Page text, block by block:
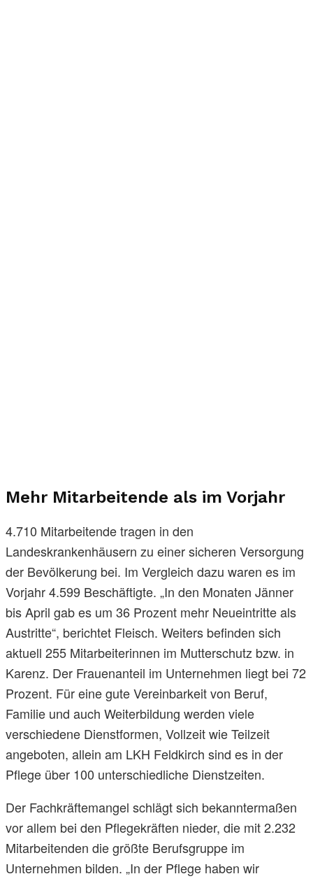
Mehr Mitarbeitende als im Vorjahr
4.710 Mitarbeitende tragen in den
Landeskrankenhäusern zu einer sicheren Versorgung
der Bevölkerung bei. Im Vergleich dazu waren es im
Vorjahr 4.599 Beschäftigte. „In den Monaten Jänner
bis April gab es um 36 Prozent mehr Neueintritte als
Austritte“, berichtet Fleisch. Weiters befinden sich
aktuell 255 Mitarbeiterinnen im Mutterschutz bzw. in
Karenz. Der Frauenanteil im Unternehmen liegt bei 72
Prozent. Für eine gute Vereinbarkeit von Beruf,
Familie und auch Weiterbildung werden viele
verschiedene Dienstformen, Vollzeit wie Teilzeit
angeboten, allein am LKH Feldkirch sind es in der
Pflege über 100 unterschiedliche Dienstzeiten.
Der Fachkräftemangel schlägt sich bekanntermaßen
vor allem bei den Pflegekräften nieder, die mit 2.232
Mitarbeitenden die größte Berufsgruppe im
Unternehmen bilden. „In der Pflege haben wir